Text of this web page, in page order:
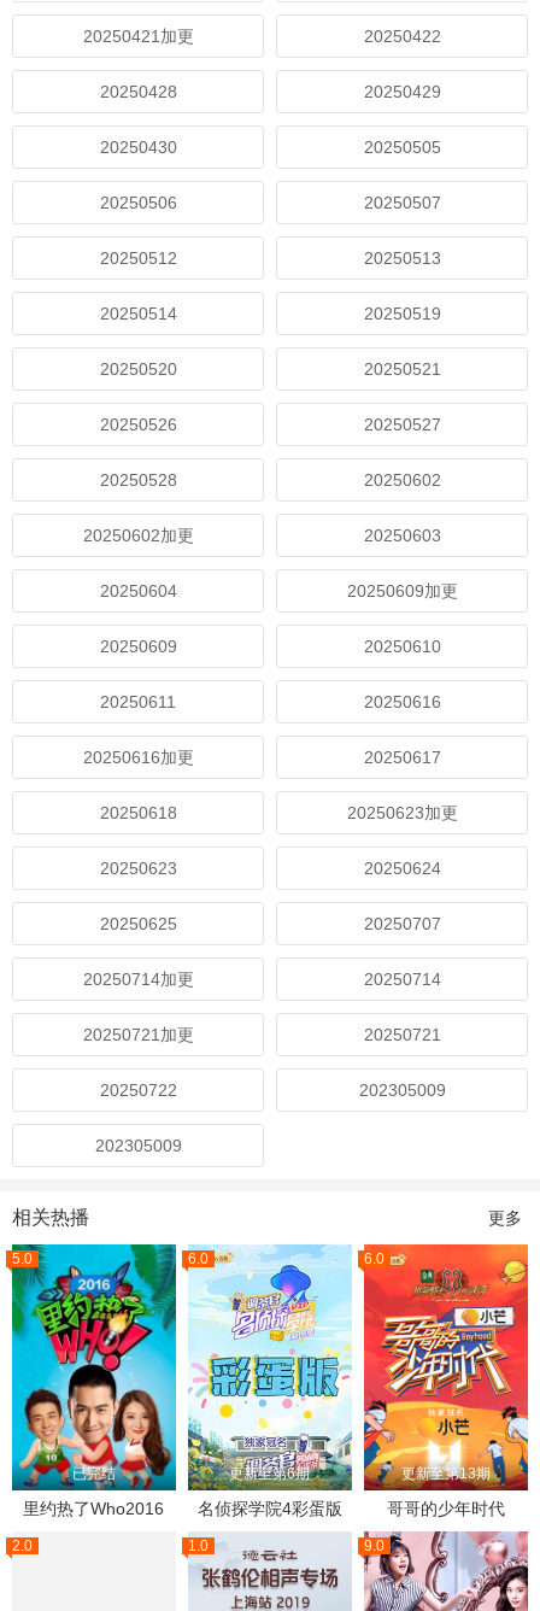
20250421加更 20250422
20250428 20250429
20250430 20250505
20250506 20250507
20250512 20250513
20250514 20250519
20250520 20250521
20250526 20250527
20250528 20250602
20250602加更 20250603
20250604 20250609加更
20250609 20250610
20250611 20250616
20250616加更 20250617
20250618 20250623加更
20250623 20250624
20250625 20250707
20250714加更 20250714
20250721加更 20250721
20250722 202305009
202305009
相关热播 更多
5.0
已完结
里约热了Who2016
6.0
更新至第6期
名侦探学院4彩蛋版
6.0
更新至第13期
哥哥的少年时代
2.0 1.0 9.0